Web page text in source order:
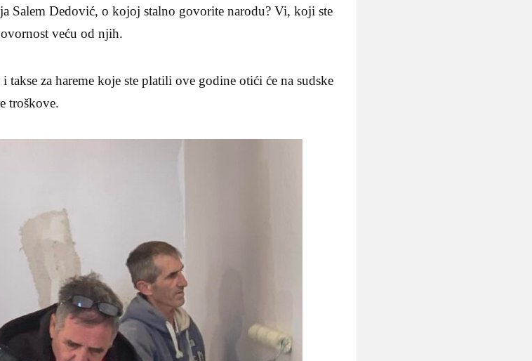
Salem Dedović, o kojoj stalno govorite narodu? Vi, koji ste
veću od njih.
za hareme koje ste platili ove godine otići će na sudske
troškove.